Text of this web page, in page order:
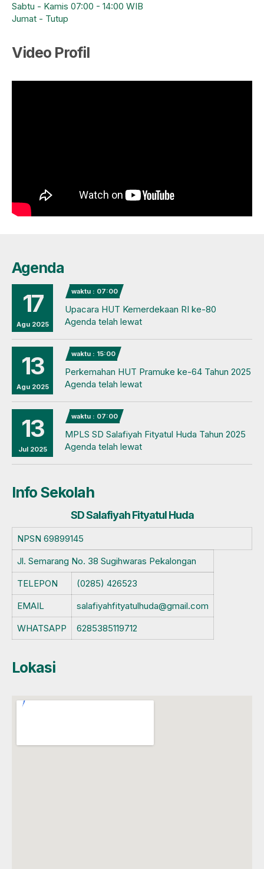
Sabtu - Kamis 07:00 - 14:00 WIB
Jumat - Tutup
Video Profil
Agenda
17
Agu 2025
waktu : 07:00
Upacara HUT Kemerdekaan RI ke-80
Agenda telah lewat
13
Agu 2025
waktu : 15:00
Perkemahan HUT Pramuke ke-64 Tahun 2025
Agenda telah lewat
13
Jul 2025
waktu : 07:00
MPLS SD Salafiyah Fityatul Huda Tahun 2025
Agenda telah lewat
Info Sekolah
SD Salafiyah Fityatul Huda
NPSN 69899145
Jl. Semarang No. 38 Sugihwaras Pekalongan
TELEPON
(0285) 426523
EMAIL
salafiyahfityatulhuda@gmail.com
WHATSAPP
6285385119712
Lokasi